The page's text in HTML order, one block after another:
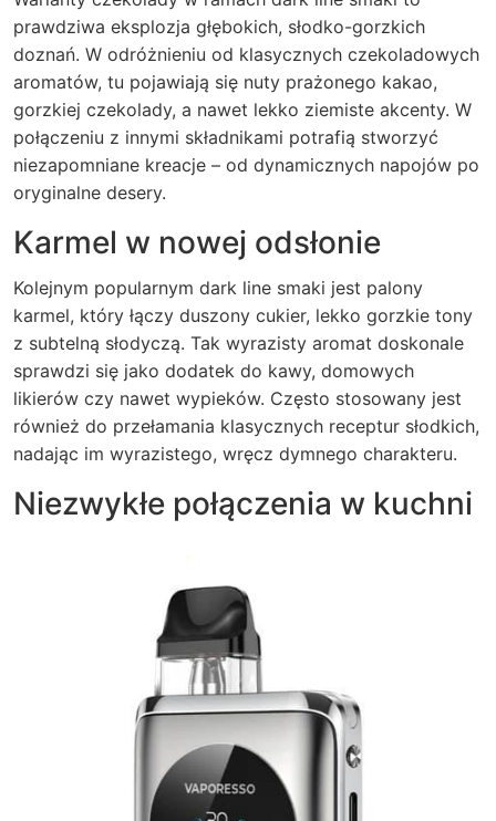
prawdziwa eksplozja głębokich, słodko-gorzkich
doznań. W odróżnieniu od klasycznych czekoladowych
aromatów, tu pojawiają się nuty prażonego kakao,
gorzkiej czekolady, a nawet lekko ziemiste akcenty. W
połączeniu z innymi składnikami potrafią stworzyć
niezapomniane kreacje – od dynamicznych napojów po
oryginalne desery.
Karmel w nowej odsłonie
Kolejnym popularnym dark line smaki jest palony
karmel, który łączy duszony cukier, lekko gorzkie tony
z subtelną słodyczą. Tak wyrazisty aromat doskonale
sprawdzi się jako dodatek do kawy, domowych
likierów czy nawet wypieków. Często stosowany jest
również do przełamania klasycznych receptur słodkich,
nadając im wyrazistego, wręcz dymnego charakteru.
Niezwykłe połączenia w kuchni